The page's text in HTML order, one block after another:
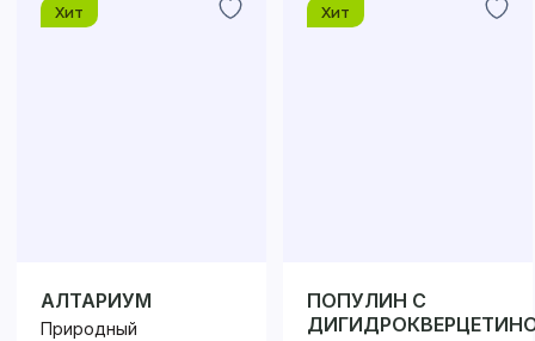
Хит
АЛТАРИУМ
Природный
Хит
ПОПУЛИН С